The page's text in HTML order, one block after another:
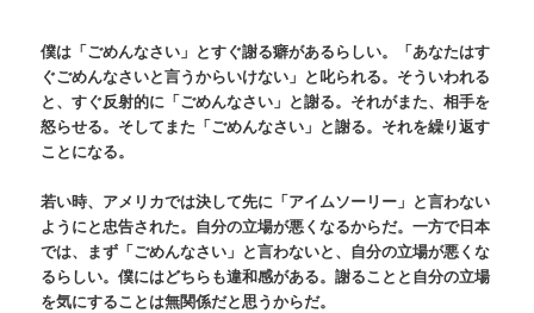
僕は「ごめんなさい」とすぐ謝る癖があるらしい。「あなたはす
ぐごめんなさいと言うからいけない」と叱られる。そういわれる
と、すぐ反射的に「ごめんなさい」と謝る。それがまた、相手を
怒らせる。そしてまた「ごめんなさい」と謝る。それを繰り返す
ことになる。
若い時、アメリカでは決して先に「アイムソーリー」と言わない
ようにと忠告された。自分の立場が悪くなるからだ。一方で日本
では、まず「ごめんなさい」と言わないと、自分の立場が悪くな
るらしい。僕にはどちらも違和感がある。謝ることと自分の立場
を気にすることは無関係だと思うからだ。